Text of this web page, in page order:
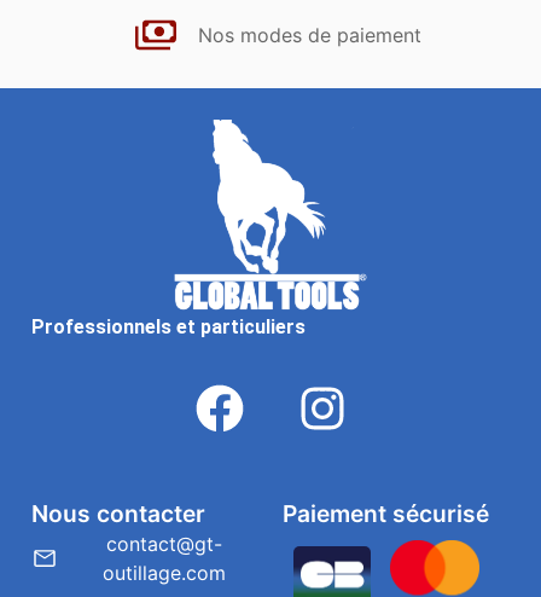
Nos modes de paiement
Professionnels et particuliers
Paiement sécurisé
Nous contacter
contact@gt-
outillage.com